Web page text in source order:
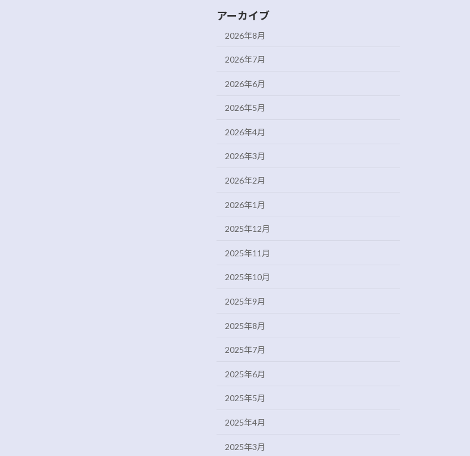
アーカイブ
2026年8月
2026年7月
2026年6月
2026年5月
2026年4月
2026年3月
2026年2月
2026年1月
2025年12月
2025年11月
2025年10月
2025年9月
2025年8月
2025年7月
2025年6月
2025年5月
2025年4月
2025年3月